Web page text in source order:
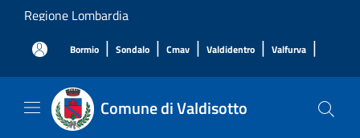
Salta al contenuto principale
Regione Lombardia
Bormio | Sondalo | Cmav | Valdidentro | Valfurva |
Comune di Valdisotto